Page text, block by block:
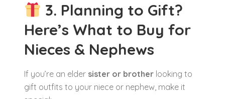
3. Planning to Gift?
Here’s What to Buy for
Nieces & Nephews
If you’re an elder sister or brother looking to
gift outfits to your niece or nephew, make it